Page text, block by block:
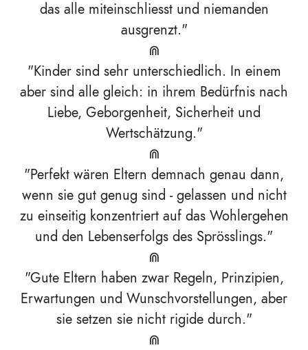
das alle miteinschliesst und niemanden
ausgrenzt."
⋒
"Kinder sind sehr unterschiedlich. In einem
aber sind alle gleich: in ihrem Bedürfnis nach
Liebe, Geborgenheit, Sicherheit und
Wertschätzung."
⋒
"Perfekt wären Eltern demnach genau dann,
wenn sie gut genug sind - gelassen und nicht
zu einseitig konzentriert auf das Wohlergehen
und den Lebenserfolgs des Sprösslings."
⋒
"Gute Eltern haben zwar Regeln, Prinzipien,
Erwartungen und Wunschvorstellungen, aber
sie setzen sie nicht rigide durch."
⋒